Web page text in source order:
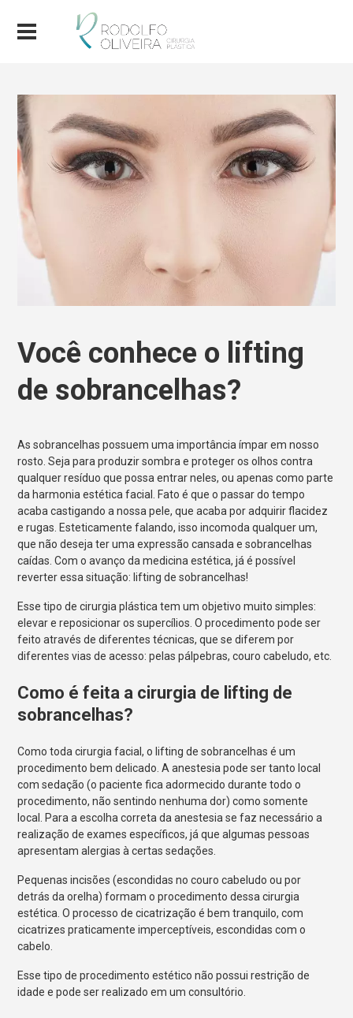
Você conhece o lifting
de sobrancelhas?
As sobrancelhas possuem uma importância ímpar em nosso
rosto. Seja para produzir sombra e proteger os olhos contra
qualquer resíduo que possa entrar neles, ou apenas como parte
da harmonia estética facial. Fato é que o passar do tempo
acaba castigando a nossa pele, que acaba por adquirir flacidez
e rugas. Esteticamente falando, isso incomoda qualquer um,
que não deseja ter uma expressão cansada e sobrancelhas
caídas. Com o avanço da medicina estética, já é possível
reverter essa situação: lifting de sobrancelhas!
Esse tipo de cirurgia plástica tem um objetivo muito simples:
elevar e reposicionar os supercílios. O procedimento pode ser
feito através de diferentes técnicas, que se diferem por
diferentes vias de acesso: pelas pálpebras, couro cabeludo, etc.
Como é feita a cirurgia de lifting de
sobrancelhas?
Como toda cirurgia facial, o lifting de sobrancelhas é um
procedimento bem delicado. A anestesia pode ser tanto local
com sedação (o paciente fica adormecido durante todo o
procedimento, não sentindo nenhuma dor) como somente
local. Para a escolha correta da anestesia se faz necessário a
realização de exames específicos, já que algumas pessoas
apresentam alergias à certas sedações.
Pequenas incisões (escondidas no couro cabeludo ou por
detrás da orelha) formam o procedimento dessa cirurgia
estética. O processo de cicatrização é bem tranquilo, com
cicatrizes praticamente imperceptíveis, escondidas com o
cabelo.
Esse tipo de procedimento estético não possui restrição de
idade e pode ser realizado em um consultório.